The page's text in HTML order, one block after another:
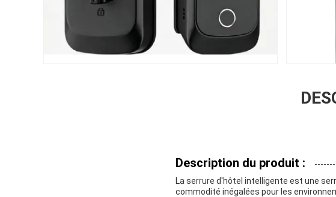
Description du produit :
La serrure d'hôtel intelligente est une
commodité inégalées pour les